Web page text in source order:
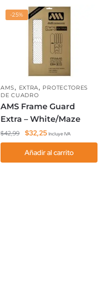
pueden
producto
-25%
AMS, EXTRA, PROTECTORES
DE CUADRO
AMS Frame Guard
Extra – White/Maze
$42,99
El
precio
original
era:
$32,25El
precio
actual
es:
Incluye IVA
Añadir al carrito